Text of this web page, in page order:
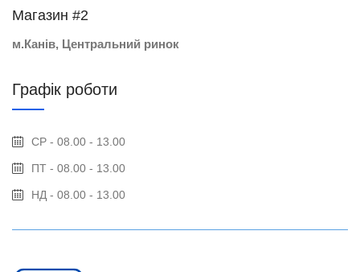
Магазин #2
м.Канів, Центральний ринок
Графік роботи
СР - 08.00 - 13.00
ПТ - 08.00 - 13.00
НД - 08.00 - 13.00